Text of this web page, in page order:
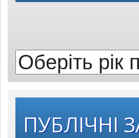
публікації:
ПУБЛІЧНІ